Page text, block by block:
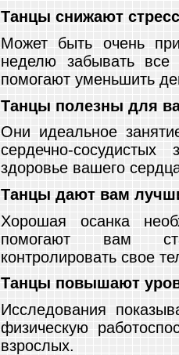
Танцы снижают стресс
Может быть очень
неделю забывать все
помогают уменьшить
Танцы полезны для
Они идеальное
сердечно-
здоровье вашего
Танцы дают вам
Хорошая осанка
помогают вам
контролировать свое
Танцы повышают
Исследования
физическую
взрослых.